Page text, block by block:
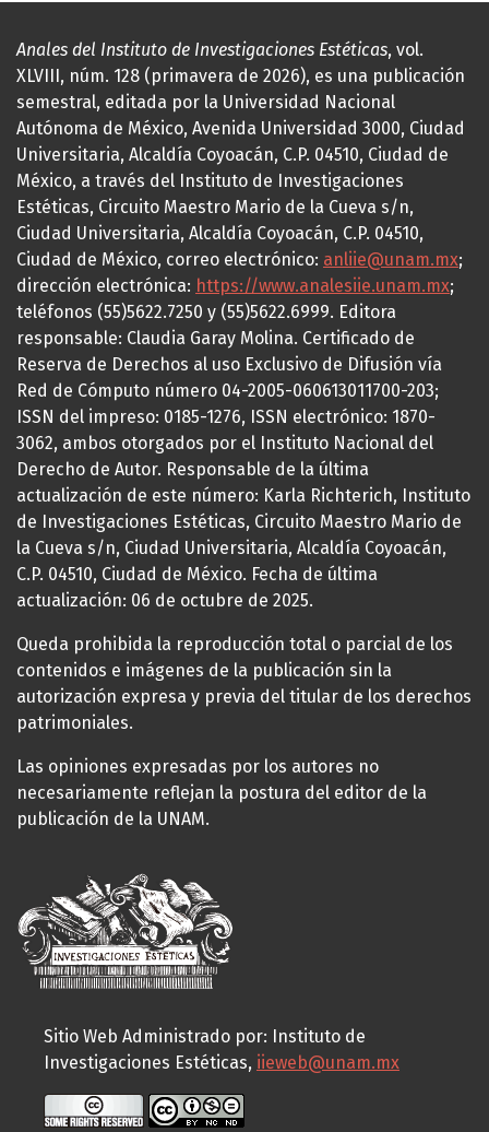
Anales del Instituto de Investigaciones Estéticas, vol.
XLVIII, núm. 128 (primavera de 2026), es una publicación
semestral, editada por la Universidad Nacional
Autónoma de México, Avenida Universidad 3000, Ciudad
Universitaria, Alcaldía Coyoacán, C.P. 04510, Ciudad de
México, a través del Instituto de Investigaciones
Estéticas, Circuito Maestro Mario de la Cueva s/n,
Ciudad Universitaria, Alcaldía Coyoacán, C.P. 04510,
Ciudad de México, correo electrónico: anliie@unam.mx;
dirección electrónica: https://www.analesiie.unam.mx;
teléfonos (55)5622.7250 y (55)5622.6999. Editora
responsable: Claudia Garay Molina. Certificado de
Reserva de Derechos al uso Exclusivo de Difusión vía
Red de Cómputo número 04-2005-060613011700-203;
ISSN del impreso: 0185-1276, ISSN electrónico: 1870-
3062, ambos otorgados por el Instituto Nacional del
Derecho de Autor. Responsable de la última
actualización de este número: Karla Richterich, Instituto
de Investigaciones Estéticas, Circuito Maestro Mario de
la Cueva s/n, Ciudad Universitaria, Alcaldía Coyoacán,
C.P. 04510, Ciudad de México. Fecha de última
actualización: 06 de octubre de 2025.
Queda prohibida la reproducción total o parcial de los
contenidos e imágenes de la publicación sin la
autorización expresa y previa del titular de los derechos
patrimoniales.
Las opiniones expresadas por los autores no
necesariamente reflejan la postura del editor de la
publicación de la UNAM.
Sitio Web Administrado por: Instituto de
Investigaciones Estéticas, iieweb@unam.mx